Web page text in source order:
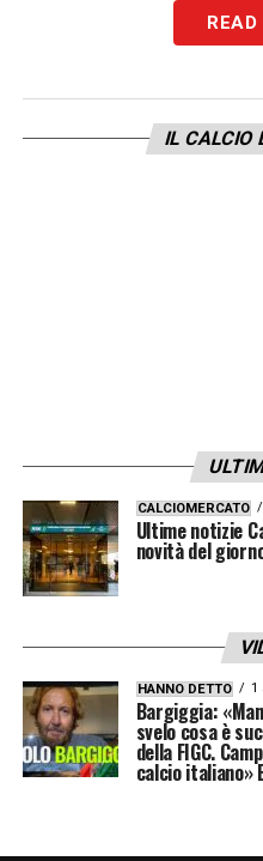
READ
IL CALCIO
CALCIOMERCATO
Ultime notizie
novità del
HANNO DETTO 1
Bargiggia:
svelo cosa è
della FIGC.
calcio italiano»